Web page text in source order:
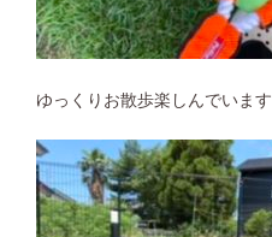
ゆっくりお散歩楽しんでいます